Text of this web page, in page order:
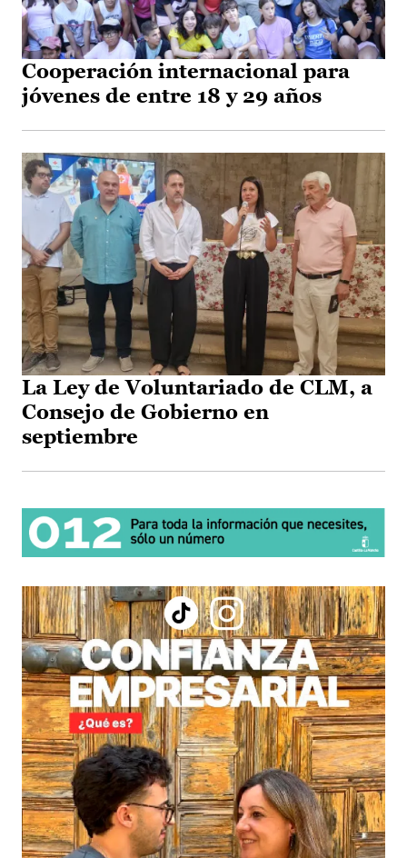
Cooperación internacional para
jóvenes de entre 18 y 29 años
La Ley de Voluntariado de CLM, a
Consejo de Gobierno en
septiembre